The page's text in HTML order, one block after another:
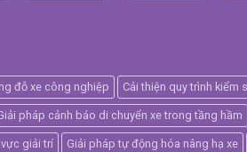
đỗ xe công nghiệp Cải thiện quy trình kiểm
pháp cảnh báo di chuyển xe trong tầng hầm
giải trí Giải pháp tự động hóa nâng hạ xe